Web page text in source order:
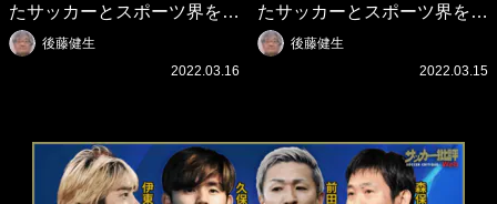
たサッカーとスポーツ界を待
つ未来(4)スポーツを「持続
可能」にする「真の投資」の
後藤健生
2022.03.16
たサッカーとスポーツ界を待
つ未来(3)「ロシアン・マネ
ー」に続く中東の「オイルマ
後藤健生
2022.03.15